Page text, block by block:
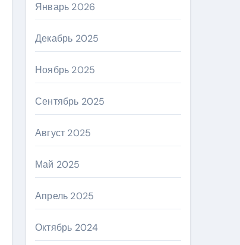
Январь 2026
Декабрь 2025
Ноябрь 2025
Сентябрь 2025
Август 2025
Май 2025
Апрель 2025
Октябрь 2024